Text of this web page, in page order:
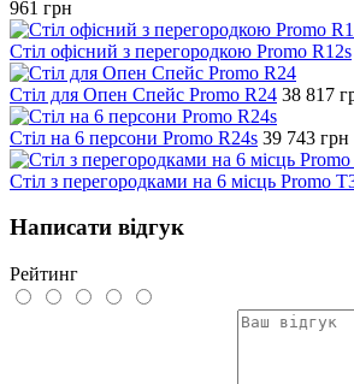
961 грн
Стіл офісний з перегородкою Promo R12s
Стіл для Опен Спейс Promo R24 38 817
Стіл на 6 персони Promo R24s 39 743 грн
Стіл з перегородками на 6 місць Promo
Написати відгук
Рейтинг